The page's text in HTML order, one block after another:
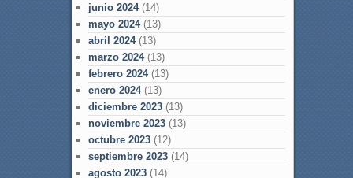
junio 2024(14)
mayo 2024(13)
abril 2024(13)
marzo 2024(13)
febrero 2024(13)
enero 2024(13)
diciembre 2023(13)
noviembre 2023(13)
octubre 2023(12)
septiembre 2023(14)
agosto 2023(14)